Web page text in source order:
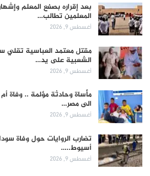
بعد إقراره بصفع المعلم
المعلمين تطالب…
أغسطس 9, 2026
مقتل معتمد العباسية تقلي
الشعبية على يد…
أغسطس 9, 2026
مأساة وحادثة مؤلمة .. وفاة
الى مصر…
أغسطس 9, 2026
تضارب الروايات حول وفاة
أسيوط..…
أغسطس 9, 2026